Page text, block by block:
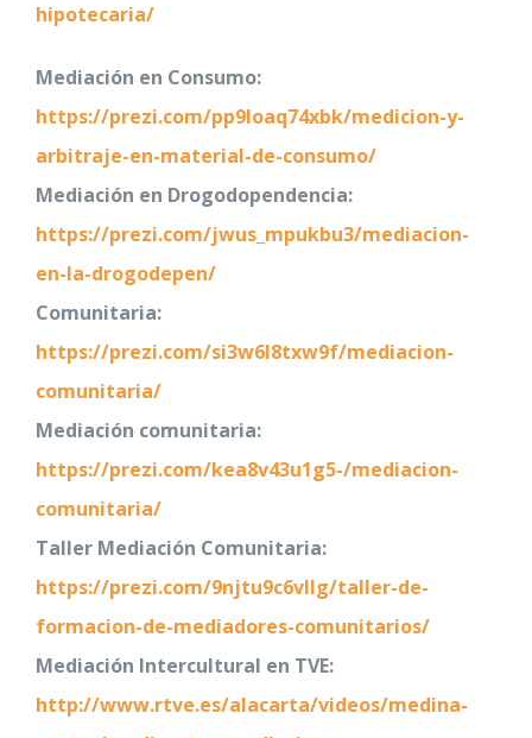
hipotecaria/
Mediación en Consumo:
https://prezi.com/pp9loaq74xbk/medicion-y-
arbitraje-en-material-de-consumo/
Mediación en Drogodopendencia:
https://prezi.com/jwus_mpukbu3/mediacion-
en-la-drogodepen/
Comunitaria:
https://prezi.com/si3w6l8txw9f/mediacion-
comunitaria/
Mediación comunitaria:
https://prezi.com/kea8v43u1g5-/mediacion-
comunitaria/
Taller Mediación Comunitaria:
https://prezi.com/9njtu9c6vllg/taller-de-
formacion-de-mediadores-comunitarios/
Mediación Intercultural en TVE:
http://www.rtve.es/alacarta/videos/medina-